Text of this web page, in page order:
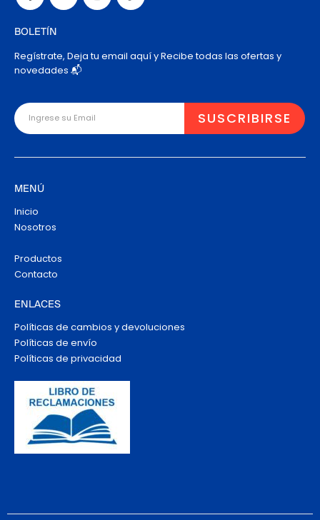
BOLETÍN
Regístrate, Deja tu email aquí y Recibe todas las ofertas y
novedades 📬
MENÚ
Inicio
Nosotros
Productos
Contacto
ENLACES
Políticas de cambios y devoluciones
Políticas de envío
Políticas de privacidad